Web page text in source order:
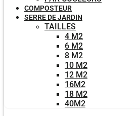
COMPOSTEUR
SERRE DE JARDIN
TAILLES
4 M2
6 M2
8 M2
10 M2
12 M2
16M2
18 M2
40M2